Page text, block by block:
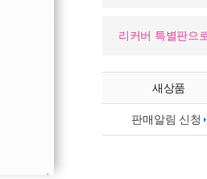
리커버 특별판으
새상품
판매알림 신청